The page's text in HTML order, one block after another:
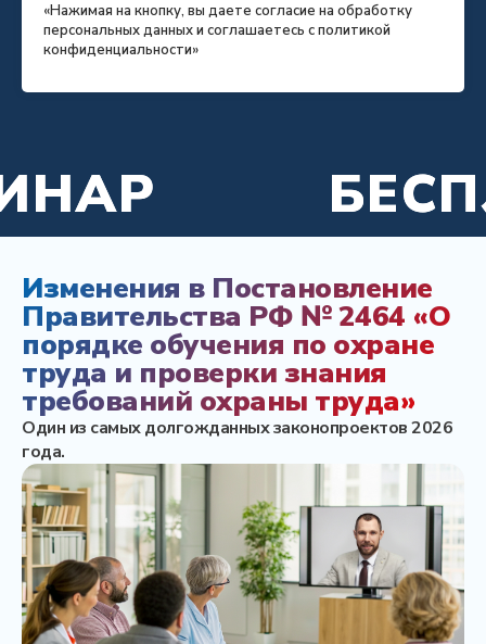
«Нажимая на кнопку, вы даете согласие на обработку
персональных данных и соглашаетесь c политикой
конфиденциальности»
Изменения в Постановление
Правительства РФ № 2464 «О
порядке обучения по охране
труда и проверки знания
требований охраны труда»
Один из самых долгожданных законопроектов 2026
года.